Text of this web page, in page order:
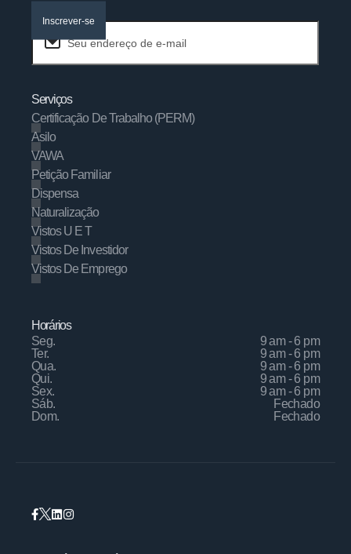
Inscrever-se
Serviços
Certificação De Trabalho (PERM)
Asilo
VAWA
Petição Familiar
Dispensa
Naturalização
Vistos U E T
Vistos De Investidor
Vistos De Emprego
Horários
Seg.
9 am - 6 pm
Ter.
9 am - 6 pm
Qua.
9 am - 6 pm
Qui.
9 am - 6 pm
Sex.
9 am - 6 pm
Sáb.
Fechado
Dom.
Fechado